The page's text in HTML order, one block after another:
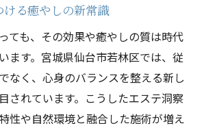
ットとエステの上手な使い方
ステが紡ぐ贅沢な時間の過ごし
る若林区のエステ選びポイント
たエステの楽しみ方案内
ステが融合する癒やし体験の魅力
る癒やしの新常識
ても、その効果や癒やしの質は時代
ます。宮城県仙台市若林区では、従
なく、心身のバランスを整える新し
されています。こうしたエステ洞察
性や自然環境と融合した施術が増え